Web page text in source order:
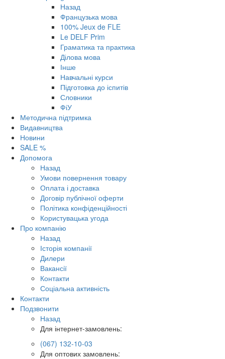
Назад
Французька мова
100% Jeux de FLE
Le DELF Prim
Граматика та практика
Ділова мова
Інше
Навчальні курси
Підготовка до іспитів
Словники
ФіУ
Методична підтримка
Видавництва
Новини
SALE %
Допомога
Назад
Умови повернення товару
Оплата і доставка
Договір публічної оферти
Політика конфіденційності
Користувацька угода
Про компанію
Назад
Історія компанії
Дилери
Вакансії
Контакти
Соціальна активність
Контакти
Подзвонити
Назад
Для інтернет-замовлень:
(067) 132-10-03
Для оптових замовлень: